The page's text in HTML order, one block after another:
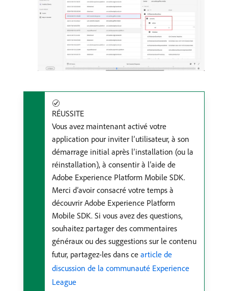
RÉUSSITE
Vous avez maintenant activé votre
application pour inviter l’utilisateur, à son
démarrage initial après l’installation (ou la
réinstallation), à consentir à l’aide de
Adobe Experience Platform Mobile SDK.
Merci d’avoir consacré votre temps à
découvrir Adobe Experience Platform
Mobile SDK. Si vous avez des questions,
souhaitez partager des commentaires
généraux ou des suggestions sur le contenu
futur, partagez-les dans ce article de
discussion de la communauté Experience
League